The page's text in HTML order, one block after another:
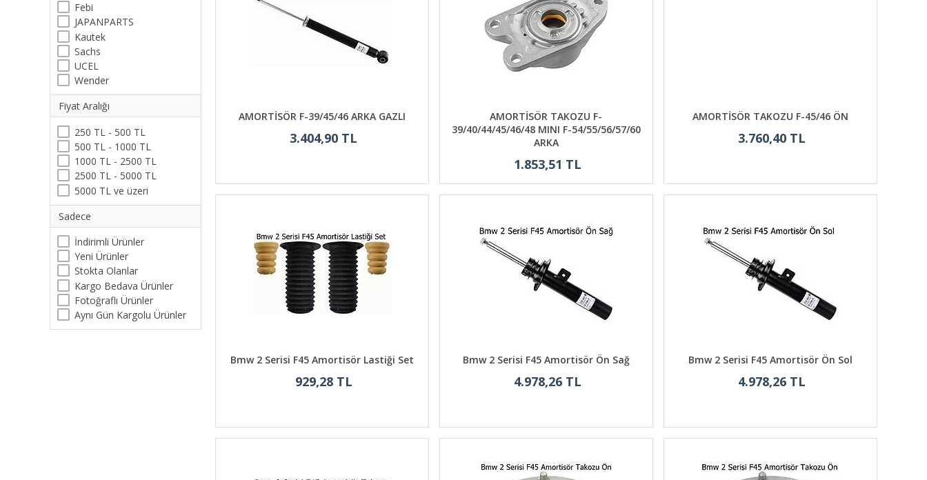
Febi
JAPANPARTS
Kautek
Sachs
UCEL
Wender
Fiyat Aralığı
250 TL - 500 TL
500 TL - 1000 TL
1000 TL - 2500 TL
2500 TL - 5000 TL
5000 TL ve üzeri
Sadece
İndirimli Ürünler
Yeni Ürünler
Stokta Olanlar
Kargo Bedava Ürünler
Fotoğraflı Ürünler
Aynı Gün Kargolu Ürünler
AMORTİSÖR F-39/45/46 ARKA GAZLI
3.404,90 TL
AMORTİSÖR TAKOZU F-
39/40/44/45/46/48 MINI F-54/55/56/57/60
ARKA
1.853,51 TL
AMORTİSÖR TAKOZU F-45/46 ÖN
3.760,40 TL
Bmw 2 Serisi F45 Amortisör Lastiği Set
929,28 TL
Bmw 2 Serisi F45 Amortisör Ön Sağ
4.978,26 TL
Bmw 2 Serisi F45 Amortisör Ön Sol
4.978,26 TL